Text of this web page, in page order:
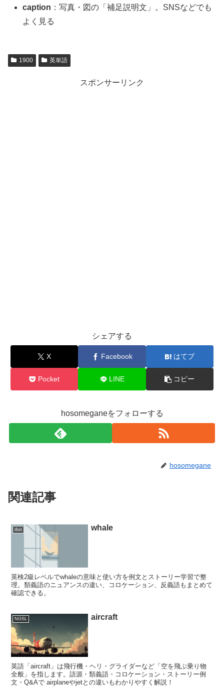
caption ：写真・図の「補足説明文」。SNSなどでも
よく見る
1900 英単語
スポンサーリンク
シェアする
X Facebook はてブ
Pocket LINE コピー
hosomeganeをフォローする
hosomegane
関連記事
duo whale
英検2級レベルでwhaleの意味と使い方を例文とストーリー学習で整
理。類義語のニュアンスの違い、コロケーション、反義語もまとめて
確認できる。
NGSL aircraft
英語「aircraft」は飛行機・ヘリ・グライダーなど「空を飛ぶ乗り物
全般」を指します。語源・類義語・コロケーション・ストーリー例
文・Q&Aで airplaneやjetとの違いもわかりやすく解説！